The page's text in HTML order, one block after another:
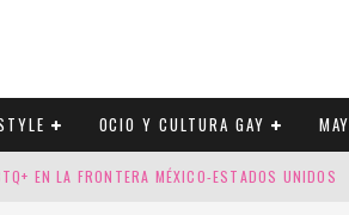
OCIO Y CULTURA GAY
EN LA FRONTERA MÉXICO-ESTADOS UNIDOS